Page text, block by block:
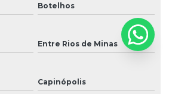
Botelhos
Entre Rios de Minas
Capinópolis